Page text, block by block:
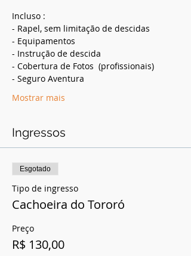
Incluso :
- Rapel, sem limitação de descidas
- Equipamentos
- Instrução de descida
- Cobertura de Fotos  (profissionais)
- Seguro Aventura
Mostrar mais
Ingressos
Esgotado
Tipo de ingresso
Cachoeira do Tororó
Preço
R$ 130,00